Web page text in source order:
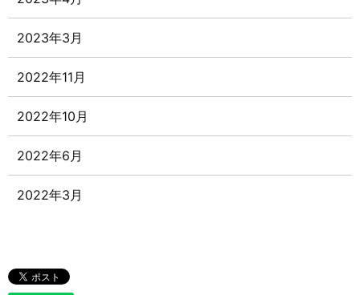
2023年3月
2022年11月
2022年10月
2022年6月
2022年3月